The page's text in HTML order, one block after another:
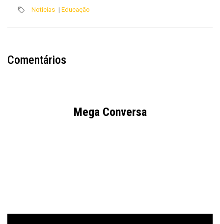
Notícias | Educação
Comentários
Mega Conversa